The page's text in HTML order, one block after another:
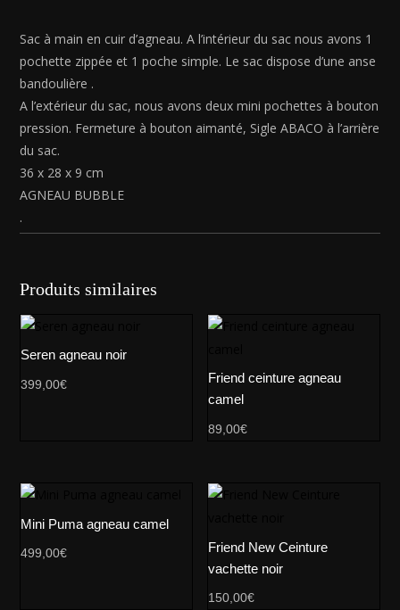
Sac à main en cuir d’agneau. A l’intérieur du sac nous avons 1
pochette zippée et 1 poche simple. Le sac dispose d’une anse
bandoulière .
A l’extérieur du sac, nous avons deux mini pochettes à bouton
pression. Fermeture à bouton aimanté, Sigle ABACO à l’arrière
du sac.
36 x 28 x 9 cm
AGNEAU BUBBLE
.
Produits similaires
Seren agneau noir
399,00€
Friend ceinture agneau
camel
89,00€
Mini Puma agneau camel
499,00€
Friend New Ceinture
vachette noir
150,00€